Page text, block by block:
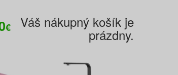
€ Váš nákupný košík je
prázdny.